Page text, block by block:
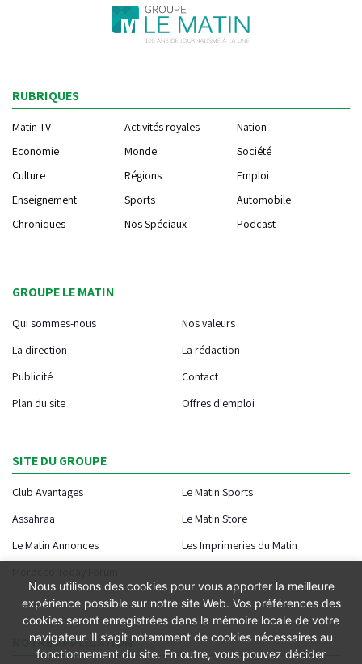
RUBRIQUES
Matin TV Activités royales
Nation
Economie
Monde
Société
Culture
Régions
Emploi
Enseignement
Sports
Automobile
Chroniques
Nos Spéciaux Podcast
GROUPE LE MATIN
Qui sommes-nous
Nos valeurs
La direction
La rédaction
Publicité
Contact
Plan du site
Offres d'emploi
SITE DU GROUPE
Club Avantages
Le Matin Sports
Assahraa
Le Matin Store
Le Matin Annonces
Les Imprimeries du Matin
NOTRE APPLICATION
Nous utilisons des cookies pour vous apporter la meilleure
expérience possible sur notre site Web. Vos préférences des
cookies seront enregistrées dans la mémoire locale de votre
navigateur. Il s’agit notamment de cookies nécessaires au
fonctionnement du site. En outre, vous pouvez décider